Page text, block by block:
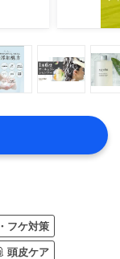
フケ対策
頭皮ケア